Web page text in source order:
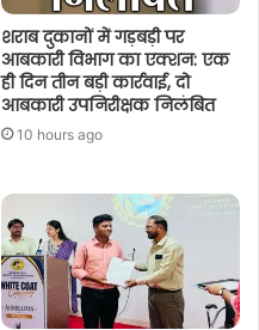
शराब दुकानों में गड़बड़ी पर
आबकारी विभाग का एक्शन: एक
ही दिन तीन बड़ी कार्रवाई, दो
आबकारी उपनिरीक्षक निलंबित
10 hours ago